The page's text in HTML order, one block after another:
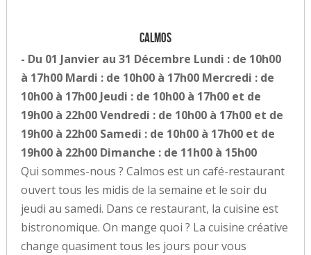
Calmos
- Du 01 Janvier au 31 Décembre Lundi : de 10h00
à 17h00 Mardi : de 10h00 à 17h00 Mercredi : de
10h00 à 17h00 Jeudi : de 10h00 à 17h00 et de
19h00 à 22h00 Vendredi : de 10h00 à 17h00 et de
19h00 à 22h00 Samedi : de 10h00 à 17h00 et de
19h00 à 22h00 Dimanche : de 11h00 à 15h00
Qui sommes-nous ? Calmos est un café-restaurant
ouvert tous les midis de la semaine et le soir du
jeudi au samedi. Dans ce restaurant, la cuisine est
bistronomique. On mange quoi ? La cuisine créative
change quasiment tous les jours pour vous